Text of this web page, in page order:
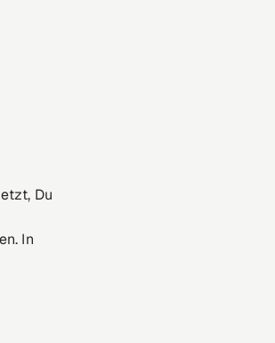
Du
In